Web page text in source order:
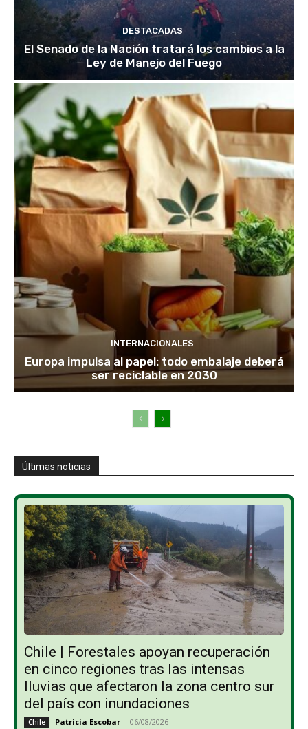
DESTACADAS
El Senado de la Nación tratará los cambios a la
Ley de Manejo del Fuego
INTERNACIONALES
Europa impulsa al papel: todo embalaje deberá
ser reciclable en 2030
Últimas noticias
Chile | Forestales apoyan recuperación
en cinco regiones tras las intensas
lluvias que afectaron la zona centro sur
del país con inundaciones
Chile Patricia Escobar - 06/08/2026